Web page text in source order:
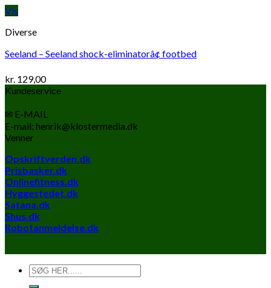
Vis
Diverse
Seeland – Seeland shock-eliminatorâ¢ footbed
kr. 129,00
Kundeservice
✉ E-MAIL
E-mail: henrik@klostermedia.dk
Venner
Opskriftverden.dk
Prisbasker.dk
Onlinefitness.dk
Hyggestedet.dk
Satana.dk
Shus.dk
Robotanmeldelse.dk
Søg
efter: